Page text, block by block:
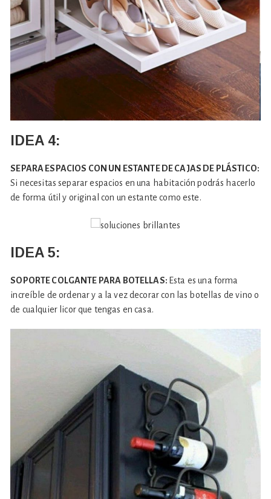
IDEA 4:
SEPARA ESPACIOS CON UN ESTANTE DE CAJAS DE PLÁSTICO:
Si necesitas separar espacios en una habitación podrás hacerlo
de forma útil y original con un estante como este.
IDEA 5:
SOPORTE COLGANTE PARA BOTELLAS: Esta es una forma
increíble de ordenar y a la vez decorar con las botellas de vino o
de cualquier licor que tengas en casa.